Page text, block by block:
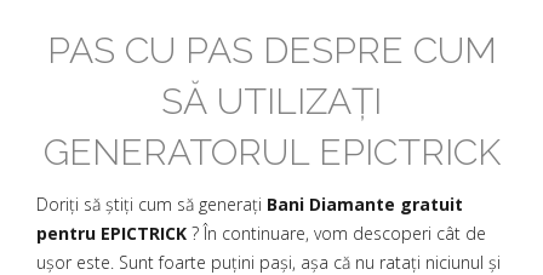
PAS CU PAS DESPRE CUM
SĂ UTILIZAȚI
GENERATORUL EPICTRICK
Doriți să știți cum să generați Bani Diamante gratuit
pentru EPICTRICK ? În continuare, vom descoperi cât de
ușor este. Sunt foarte puțini pași, așa că nu ratați niciunul și